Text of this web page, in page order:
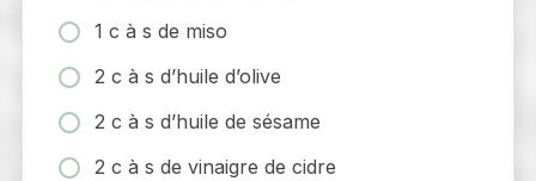
1 c à s de miso
2 c à s d’huile d’olive
2 c à s d’huile de sésame
2 c à s de vinaigre de cidre